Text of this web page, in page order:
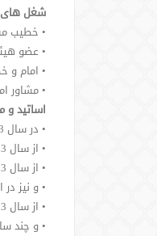
شغل
• خطیب مسجد
• عضو هیئت
• امام و خطیب
• مشاور
اساتید و
• در سال 1423 هـ 2003 م علم میراث را از نزد میراث دان بزرگ دکتر عبدالکریم اللاحم فرا گرفتند
• از سال 1413 هـ تا 1421هـ ( 1993 م -2001 م) فقه و توحید و ادیان را نزد علامه دکتر عبدالله بن جبرین رحمه الله آموختند.
• از سال 1413 هـ تا 1419 هـ -1993م تا 1999م تفسیر و فقه را از علامه شیخ ابن باز رحمه الله فرا گرفتند.
• و نیز در از سال 1415 هـ تا 1418 هـ - 1995 م -1998م برای آموزش
• از سال 1413 هـ تا 1418 هـ - 1993 م تا 1998 م دروس عقیده را از شیخ عبدالله بن قعود فرا گرفتند.
• و چند